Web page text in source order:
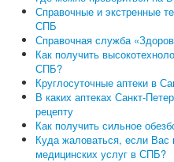
Справочные и экстренные
СПБ
Справочная служба
Как получить
СПБ?
Круглосуточные аптеки в
В каких аптеках Санкт-
рецепту
Как получить сильное
Куда жаловаться, если Вас
медицинских услуг в СПБ?